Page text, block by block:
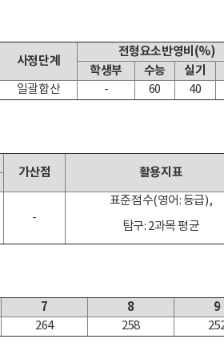
사정단계
전형요소반영비(%)
학생부
수능 실기
일괄합산 - 60 40
가산점 활용지표
-
표준점수(영어: 등급),
탐구: 2과목 평균
7 8 9
264 258